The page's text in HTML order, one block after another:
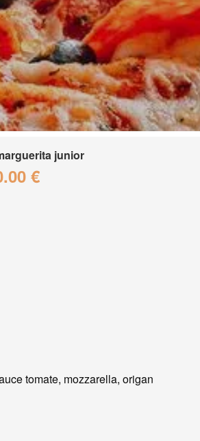
junior
€
tomate, mozzarella, origan